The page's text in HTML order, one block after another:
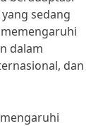
sedang
dalam
dan